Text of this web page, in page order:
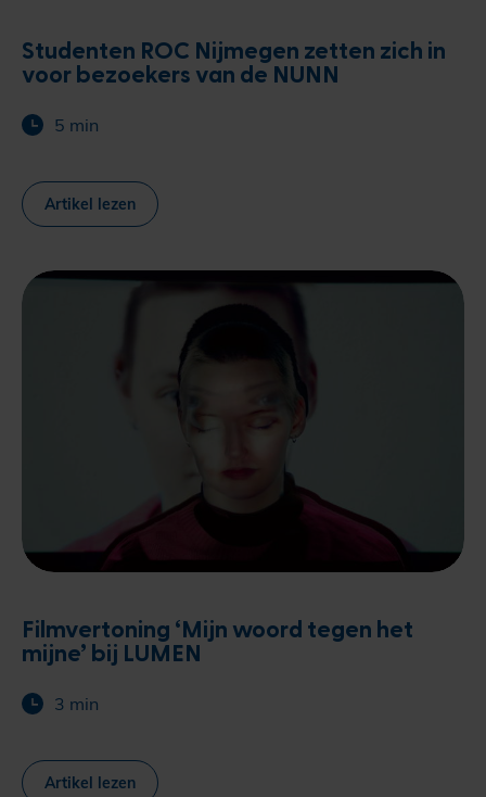
Studenten ROC Nijmegen zetten zich in
voor bezoekers van de NUNN
5 min
Artikel lezen
Filmvertoning ‘Mijn woord tegen het
mijne’ bij LUMEN
3 min
Artikel lezen